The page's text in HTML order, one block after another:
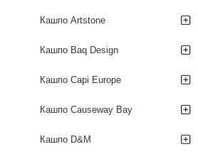
Кашпо Artstone
Кашпо Baq Design
Кашпо Capi Europe
Кашпо Causeway Bay
Кашпо D&M